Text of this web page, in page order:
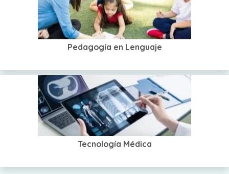
Pedagogía en Lenguaje
Tecnología Médica